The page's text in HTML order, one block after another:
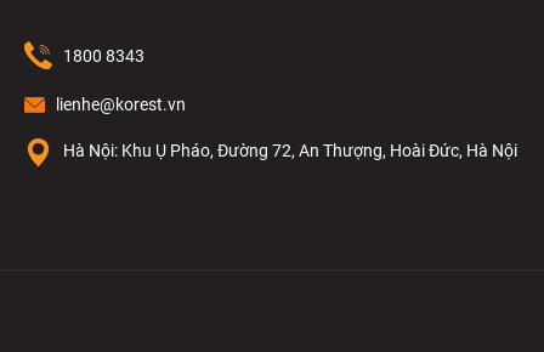
1800 8343
lienhe@korest.vn
Hà Nội: Khu Ụ Pháo, Đường 72, An Thượng, Hoài Đức, Hà Nội